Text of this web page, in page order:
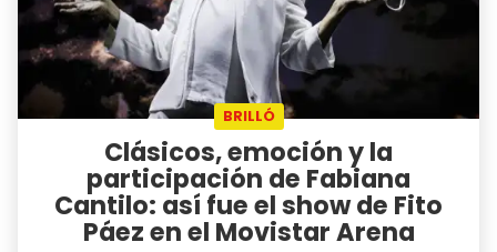
BRILLÓ
Clásicos, emoción y la
participación de Fabiana
Cantilo: así fue el show de Fito
Páez en el Movistar Arena